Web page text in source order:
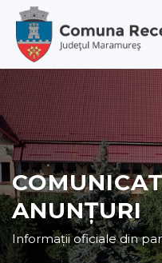
ANUNȚURI
Informații oficiale din